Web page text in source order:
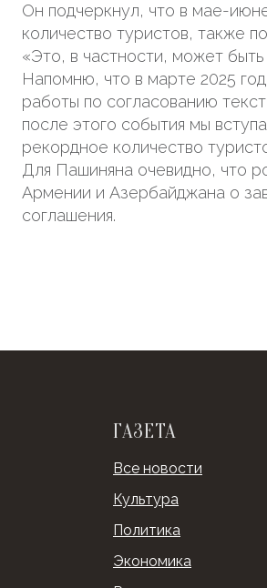
Он подчеркнул, что в мае-
количество туристов, также
«Это, в частности, может
Напомню, что в марте 2025
работы по согласованию
после этого события мы
рекордное количество
Для Пашиняна очевидно, что
Армении и Азербайджана о
соглашения.
ГАЗЕТА
Все новости
Культура
Политика
Экономика